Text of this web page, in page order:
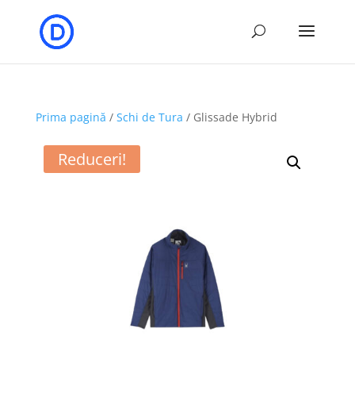
Prima pagină / Schi de Tura / Glissade Hybrid
Reduceri!